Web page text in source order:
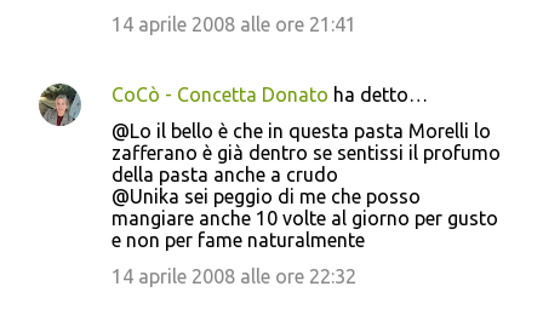
14 aprile 2008 alle ore 21:41
CoCò - Concetta Donato ha detto…
@Lo il bello è che in questa pasta Morelli lo
zafferano è già dentro se sentissi il profumo
della pasta anche a crudo
@Unika sei peggio di me che posso
mangiare anche 10 volte al giorno per gusto
e non per fame naturalmente
14 aprile 2008 alle ore 22:32